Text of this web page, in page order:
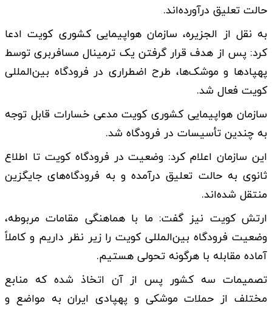
حالت تعلیق درآورده‌اند.
به نقل از الجزیره، سازمان هواپیمایی کشوری کویت ادعا
کرد: پس از هدف قرار گرفتن یک ترمینال مسافربری توسط
پهپادها و موشک‌ها، طرح اضطراری در فرودگاه بین‌المللی
کویت فعال شد.
سازمان هواپیمایی کشوری کویت مدعی خسارات قابل توجه
به چندین تأسیسات در فرودگاه شد.
این سازمان اعلام کرد:‌ وضعیت در فرودگاه کویت تا اطلاع
ثانوی به حالت تعلیق درآمده و به فرودگاه‌های جایگزین
منتقل شده‌اند.
ارتش کویت نیز گفت: ما با هماهنگی مقامات مربوطه،
وضعیت فرودگاه بین‌المللی کویت را زیر نظر داریم و کاملاً
آماده مقابله با هرگونه تحولی هستیم.
تصمیمات سه کشور پس از آن اتخاذ شده که منابع
مختلف از حملات موشکی و پهپادی ایران به مواضع و